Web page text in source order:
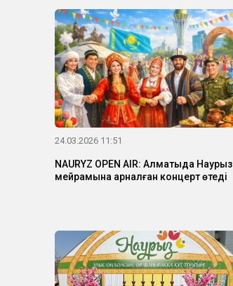
24.03.2026 11:51
NAURYZ OPEN AIR: Алматыда Наурыз
мейрамына арналған концерт өтеді